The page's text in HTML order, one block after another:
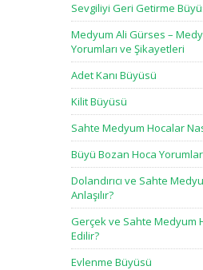
Sevgiliyi Geri Getirme
Medyum Ali Gürses –
Yorumları ve Şikayetleri
Adet Kanı Büyüsü
Kilit Büyüsü
Sahte Medyum Hocalar
Büyü Bozan Hoca
Dolandırıcı ve Sahte
Anlaşılır?
Gerçek ve Sahte Medyum
Edilir?
Evlenme Büyüsü